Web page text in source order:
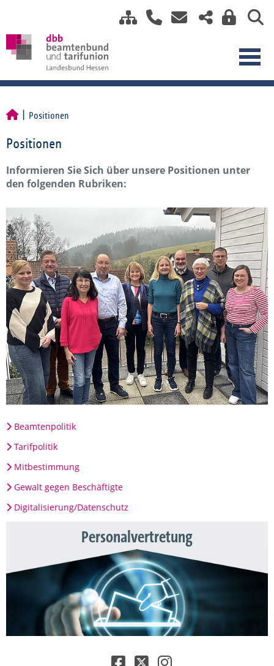
Positionen
Positionen
Informieren Sie Sich über unsere Positionen unter
den folgenden Rubriken:
Beamtenpolitik
Tarifpolitik
Mitbestimmung
Gewalt gegen Beschäftigte
Digitalisierung/Datenschutz
Personalvertretung